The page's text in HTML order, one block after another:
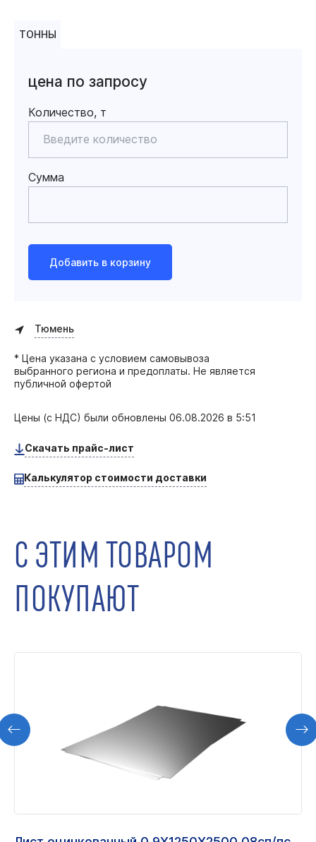
ТОННЫ
цена по запросу
Количество, т
Сумма
Добавить в корзину
Тюмень
* Цена указана с условием самовывоза
выбранного региона и предоплаты. Не является
публичной офертой
Цены (с НДС) были обновлены 06.08.2026 в 5:51
Скачать прайс-лист
Калькулятор стоимости доставки
С ЭТИМ ТОВАРОМ
ПОКУПАЮТ